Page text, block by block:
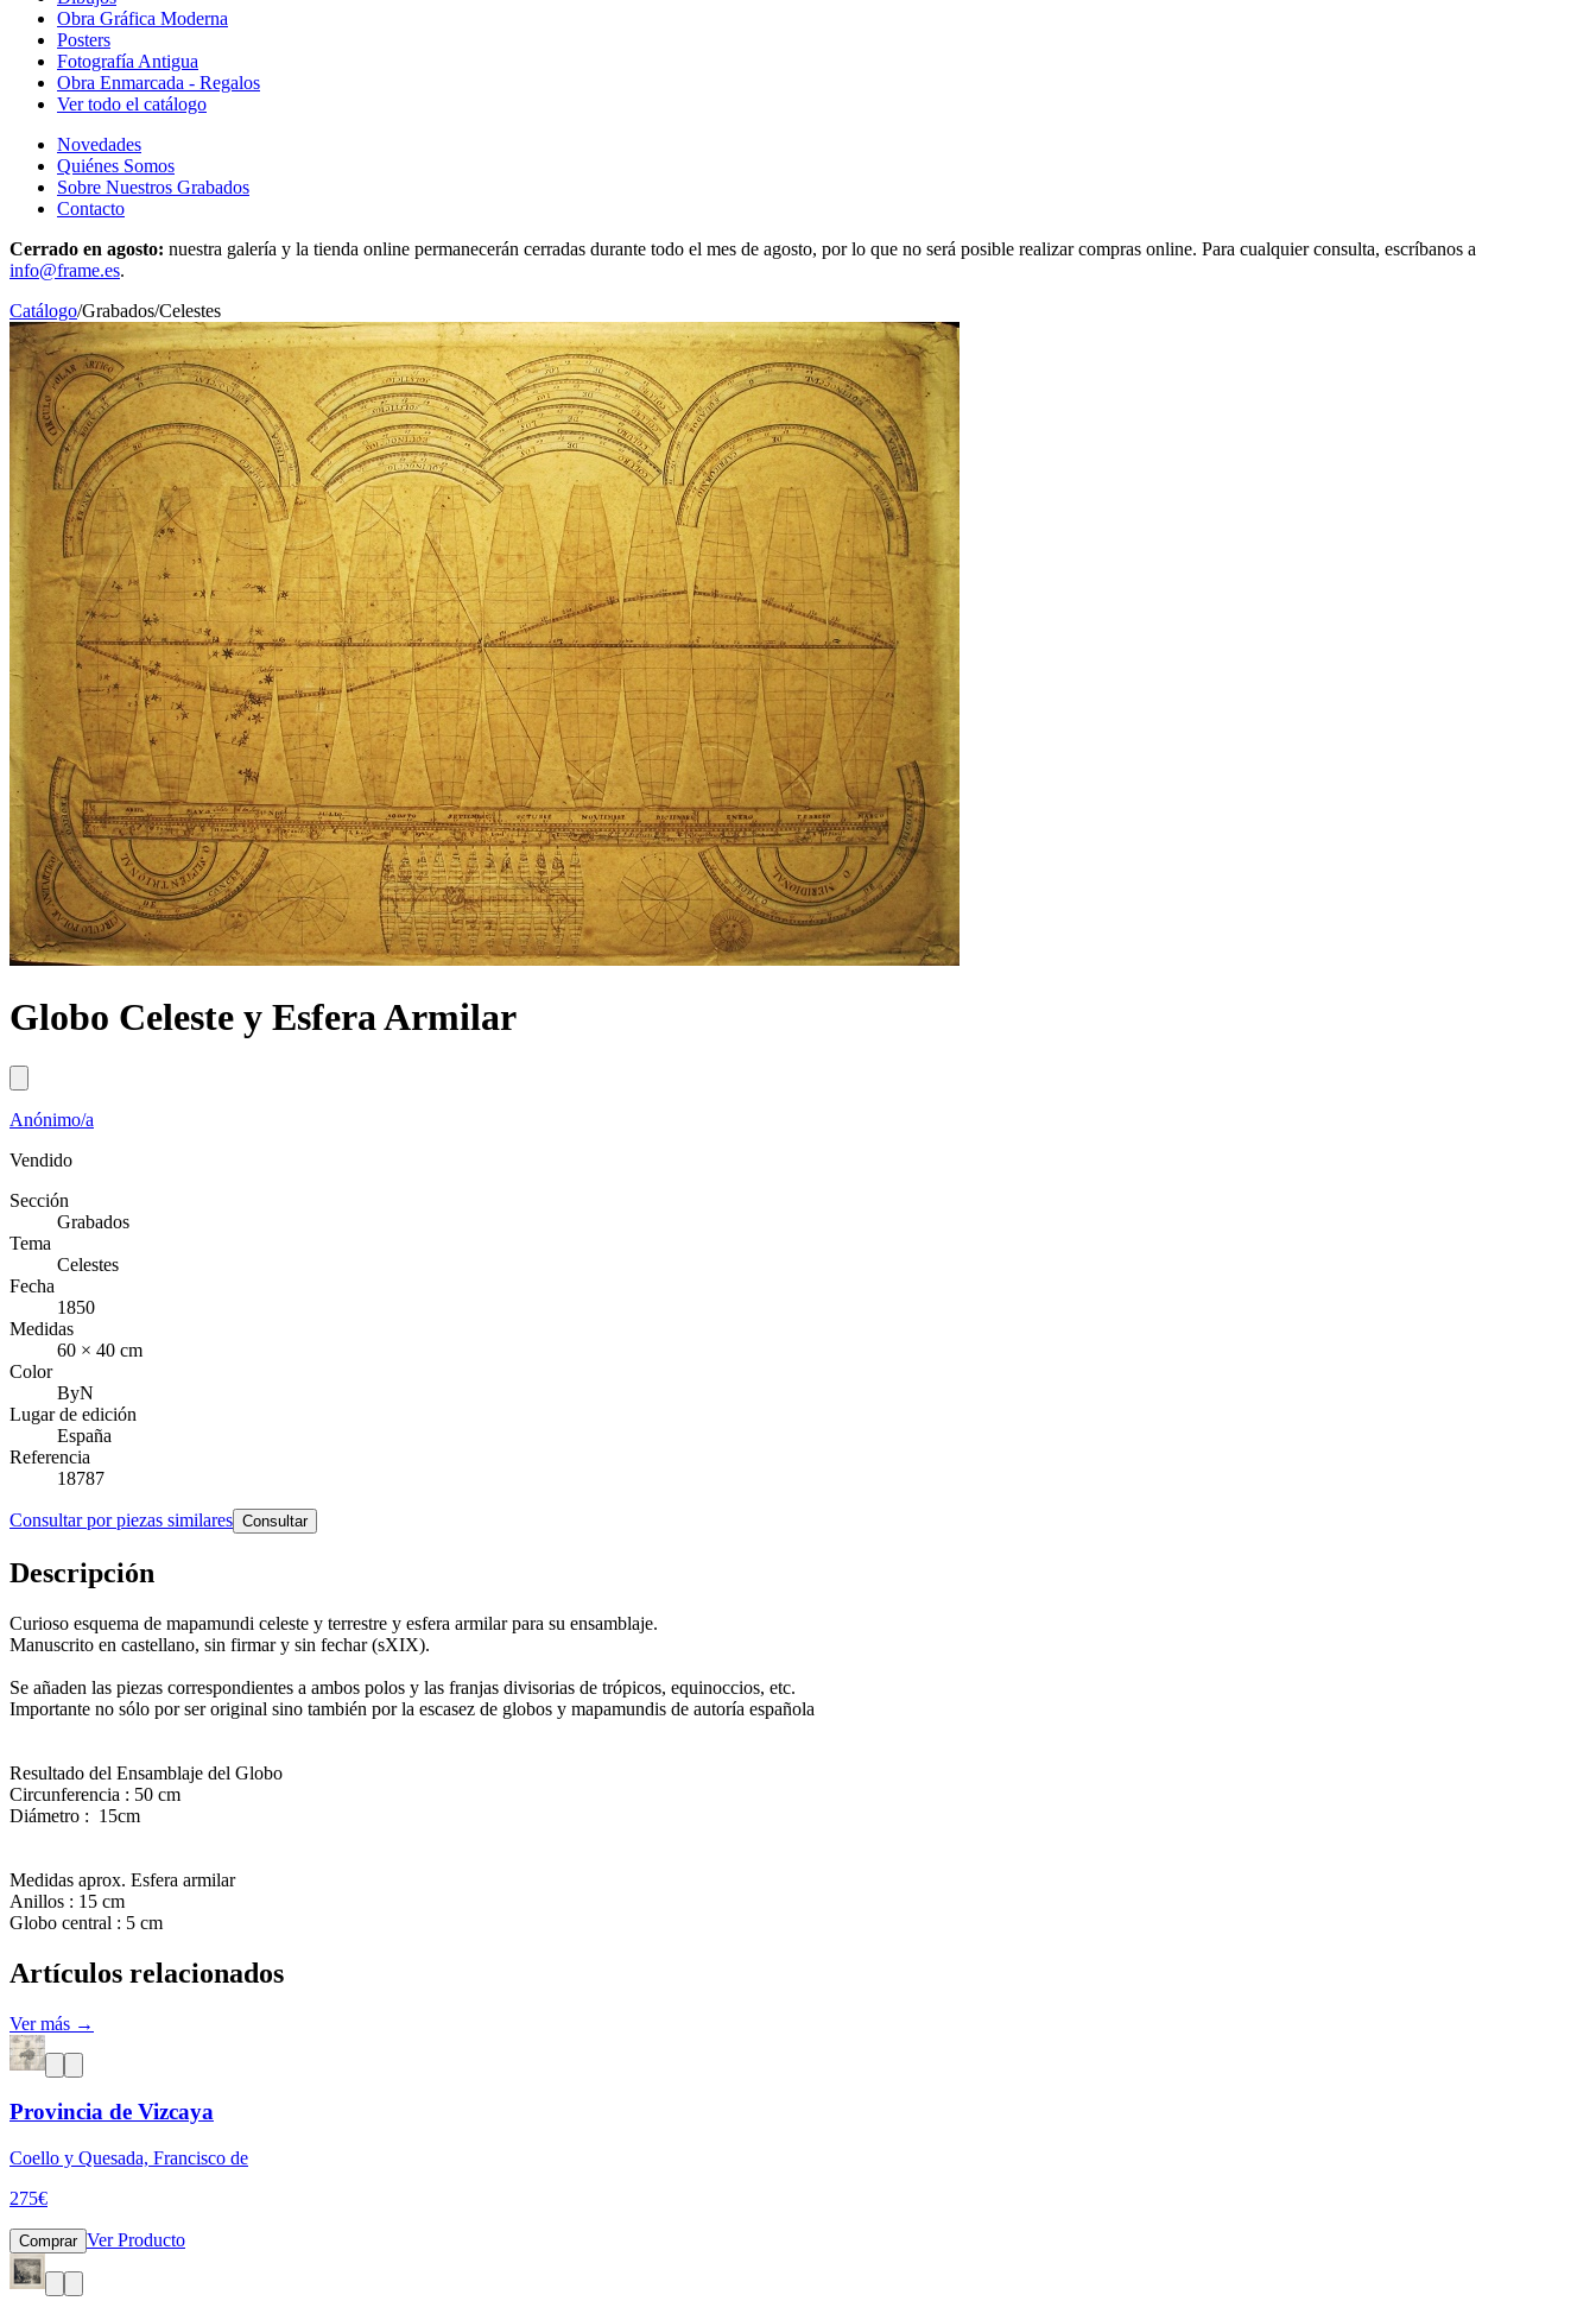
Obra Gráfica Moderna
Posters
Fotografía Antigua
Obra Enmarcada - Regalos
Ver todo el catálogo
Novedades
Quiénes Somos
Sobre Nuestros Grabados
Contacto
Cerrado en agosto: nuestra galería y la tienda online permanecerán cerradas durante todo el mes de agosto, por lo que no será posible realizar compras online. Para cualquier consulta, escríbanos a
info@frame.es.
Catálogo/Grabados/Celestes
Globo Celeste y Esfera Armilar
Anónimo/a
Vendido
Sección
Grabados
Tema
Celestes
Fecha
1850
Medidas
60 × 40 cm
Color
ByN
Lugar de edición
España
Referencia
18787
Consultar por piezas similares Consultar
Descripción
Curioso esquema de mapamundi celeste y terrestre y esfera armilar para su ensamblaje.
Manuscrito en castellano, sin firmar y sin fechar (sXIX).
Se añaden las piezas correspondientes a ambos polos y las franjas divisorias de trópicos, equinoccios, etc.
Importante no sólo por ser original sino también por la escasez de globos y mapamundis de autoría española
Resultado del Ensamblaje del Globo
Circunferencia : 50 cm
Diámetro : 15cm
Medidas aprox. Esfera armilar
Anillos : 15 cm
Globo central : 5 cm
Artículos relacionados
Ver más →
Provincia de Vizcaya
Coello y Quesada, Francisco de
275€
Comprar Ver Producto